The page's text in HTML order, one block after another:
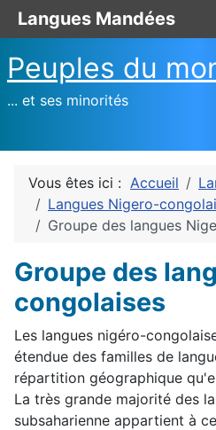
Peuples du
... et ses minorités
Vous êtes ici : Accueil
Langues Nigero-
Groupe des langues
Groupe des
congolaises
Les langues nigéro-
étendue des familles de
répartition géographique
La très grande majorité des
subsaharienne appartient à
Langues Mandées